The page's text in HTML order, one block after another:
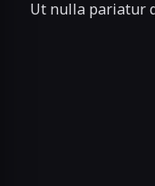
Ut nulla pariatur